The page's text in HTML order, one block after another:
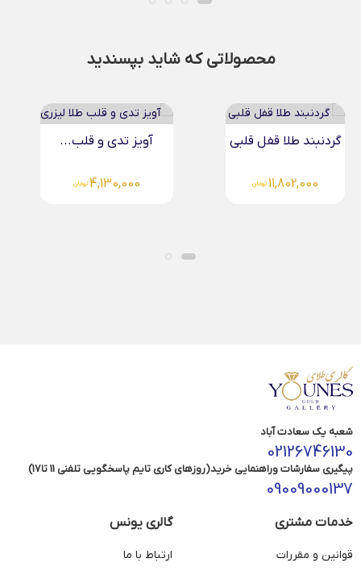
محصولاتی که شاید بپسندید
آویز تدی و قلب...
4,130,000
شعبه یک سعادت آباد
02126746130
پیگیری سفارشات وراهنمایی خرید(روزهای کاری تایم پاسخگویی تلفنی 11 تا17)
09009000137
خدمات مشتری
قوانین و مقررات
گالری یونس
ارتباط با ما